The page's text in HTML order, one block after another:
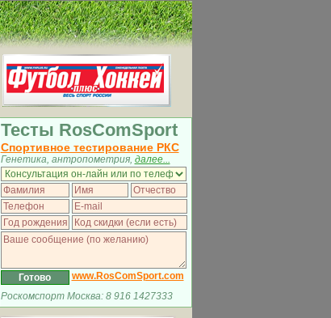
Тесты RosComSport
Спортивное тестирование РКС
Генетика, антропометрия, далее...
www.RosComSport.com
Роскомспорт Москва: 8 916 1427333